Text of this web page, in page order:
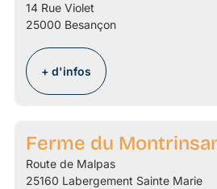
14 Rue Violet
25000 Besançon
+ d'infos
Ferme du
Route de Malpas
25160 Labergement Sainte Marie